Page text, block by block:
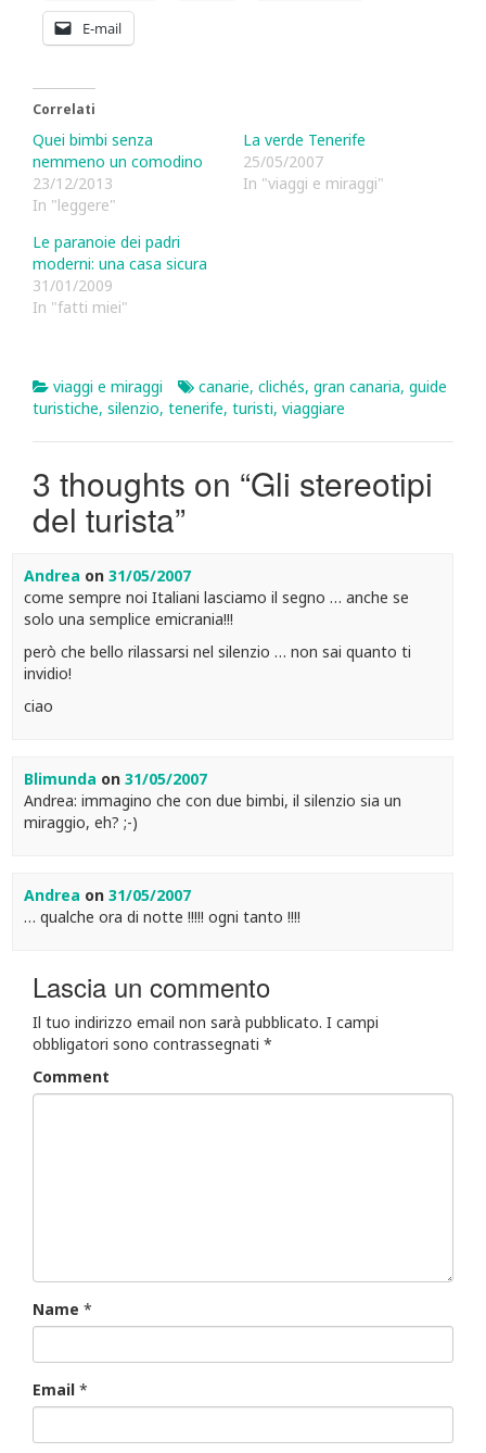
E-mail
Correlati
Quei bimbi senza
nemmeno un comodino
23/12/2013
In "leggere"
La verde Tenerife
25/05/2007
In "viaggi e miraggi"
Le paranoie dei padri
moderni: una casa sicura
31/01/2009
In "fatti miei"
viaggi e miraggi canarie, clichés, gran canaria, guide
turistiche, silenzio, tenerife, turisti, viaggiare
3 thoughts on “Gli stereotipi
del turista”
Andrea on 31/05/2007
come sempre noi Italiani lasciamo il segno … anche se
solo una semplice emicrania!!!
però che bello rilassarsi nel silenzio … non sai quanto ti
invidio!
ciao
Blimunda on 31/05/2007
Andrea: immagino che con due bimbi, il silenzio sia un
miraggio, eh? ;-)
Andrea on 31/05/2007
… qualche ora di notte !!!!! ogni tanto !!!!
Lascia un commento
Il tuo indirizzo email non sarà pubblicato. I campi
obbligatori sono contrassegnati *
Comment
Name *
Email *